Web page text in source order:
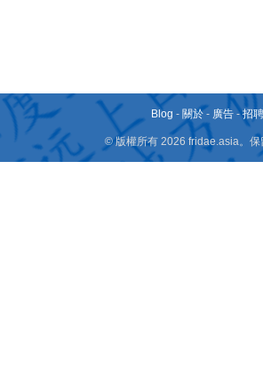
Blog - 關於 - 廣告 -招
© 版權所有 2026 fridae.asia。